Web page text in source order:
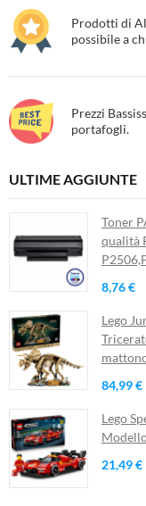
Prodotti di
possibile a
Prezzi
portafogli.
ULTIME AGGIUNTE
Toner
qualità
8,76 €
Lego
84,99 €
Lego
21,49 €